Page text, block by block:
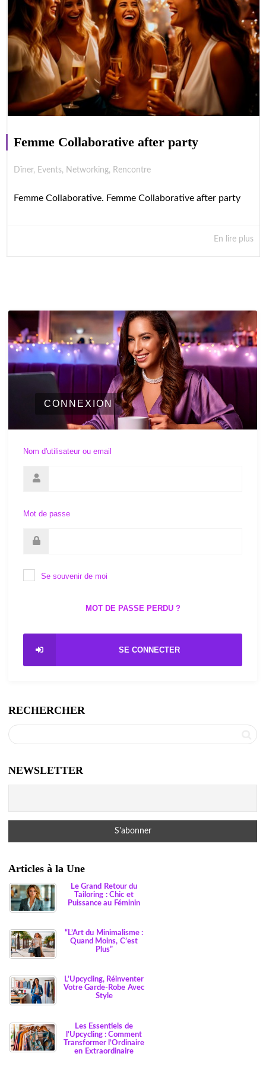
Femme Collaborative after party
Dîner, Events, Networking, Rencontre
Femme Collaborative. Femme Collaborative after party
En lire plus
CONNEXION
Nom d'utilisateur ou email
Mot de passe
Se souvenir de moi
MOT DE PASSE PERDU ?
SE CONNECTER
RECHERCHER
NEWSLETTER
Articles à la Une
Le Grand Retour du
Tailoring : Chic et
Puissance au Féminin
“L’Art du Minimalisme :
Quand Moins, C’est
Plus”
L’Upcycling, Réinventer
Votre Garde-Robe Avec
Style
Les Essentiels de
l’Upcycling : Comment
Transformer l’Ordinaire
en Extraordinaire